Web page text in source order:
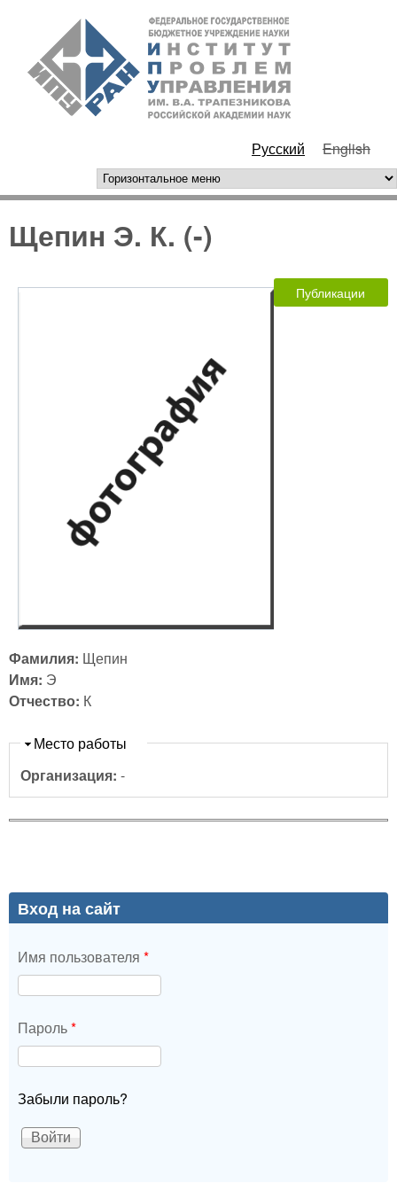
Перейти к основному
содержанию
РАН
Русский English
горизонтальное меню
Щепин Э. К. (-)
Публикации
Фамилия: Щепин
Имя: Э
Отчество: К
Скрыть
Место работы
Организация: -
Вход на сайт
Имя пользователя *
Пароль*
Забыли пароль?